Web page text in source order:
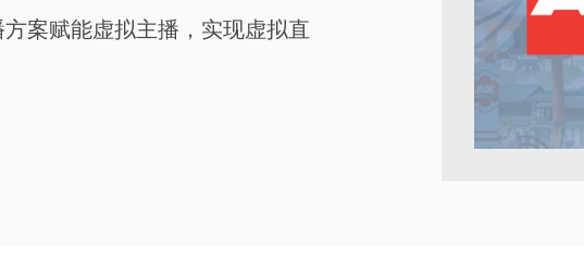
案赋能虚拟主播，实现虚拟直